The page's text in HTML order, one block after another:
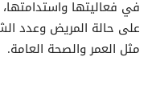
في فعاليتها واستدامتها،
على حالة المريض وعدد
مثل العمر والصحة العامة.